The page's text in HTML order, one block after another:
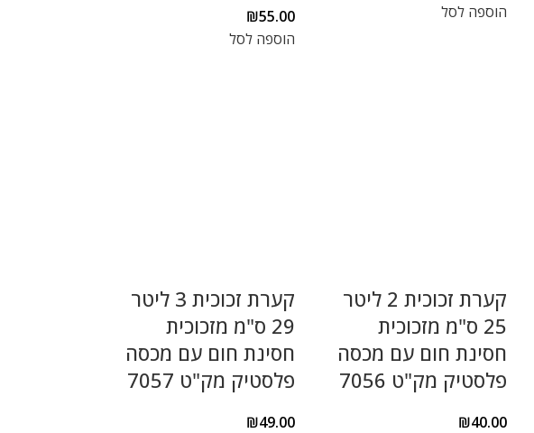
הוספה לסל
₪55.00
הוספה לסל
קערת זכוכית 2 ליטר
25 ס"מ מזכוכית
חסינת חום עם מכסה
פלסטיק מק"ט 7056
₪40.00
קערת זכוכית 3 ליטר
29 ס"מ מזכוכית
חסינת חום עם מכסה
פלסטיק מק"ט 7057
₪49.00